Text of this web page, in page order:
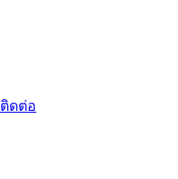
ติดต่อ